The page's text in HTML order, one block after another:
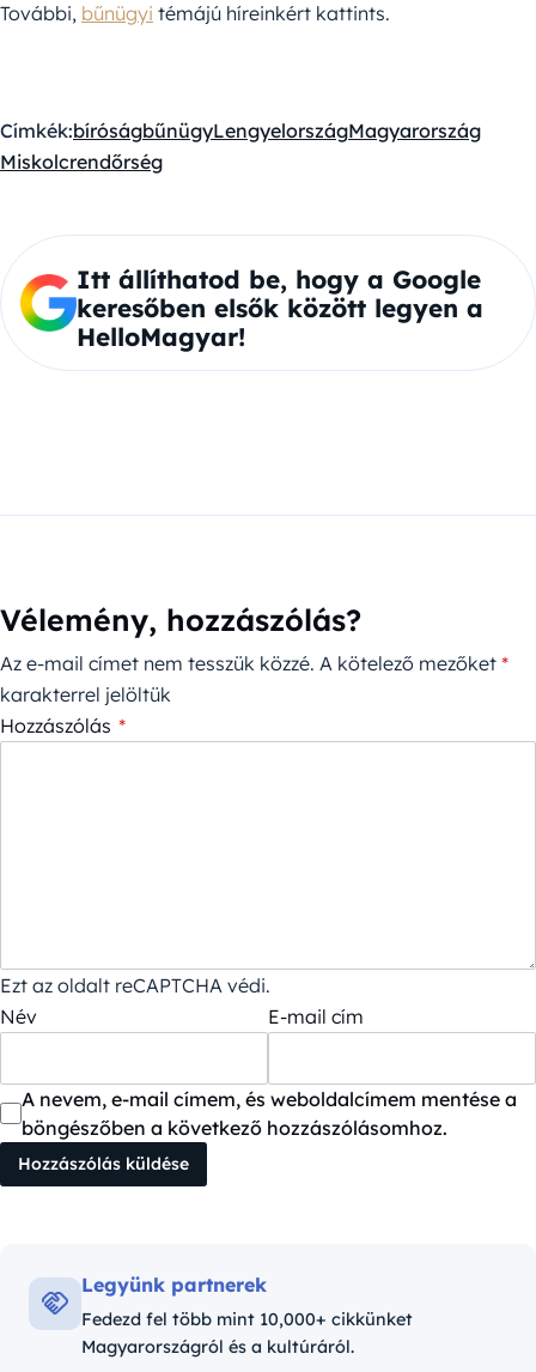
További, bűnügyi témájú híreinkért kattints.
Címkék:bíróságbűnügyLengyelországMagyarország
Miskolcrendőrség
Itt állíthatod be, hogy a Google
keresőben elsők között legyen a
HelloMagyar!
Vélemény, hozzászólás?
Az e-mail címet nem tesszük közzé. A kötelező mezőket *
karakterrel jelöltük
Hozzászólás *
Ezt az oldalt reCAPTCHA védi.
Név
E-mail cím
A nevem, e-mail címem, és weboldalcímem mentése a
böngészőben a következő hozzászólásomhoz.
Legyünk partnerek
Fedezd fel több mint 10,000+ cikkünket
Magyarországról és a kultúráról.